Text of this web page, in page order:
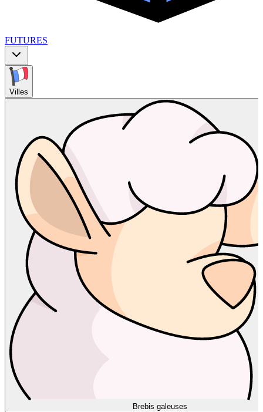
FUTURES
Villes
Brebis galeuses